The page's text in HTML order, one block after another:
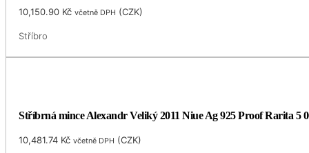
10,150.90 Kč včetně DPH (CZK)
Stříbro
Stříbrná mince Alexandr Veliký 2011 Niue Ag 925 Proof Rarita 5
10,481.74 Kč včetně DPH (CZK)